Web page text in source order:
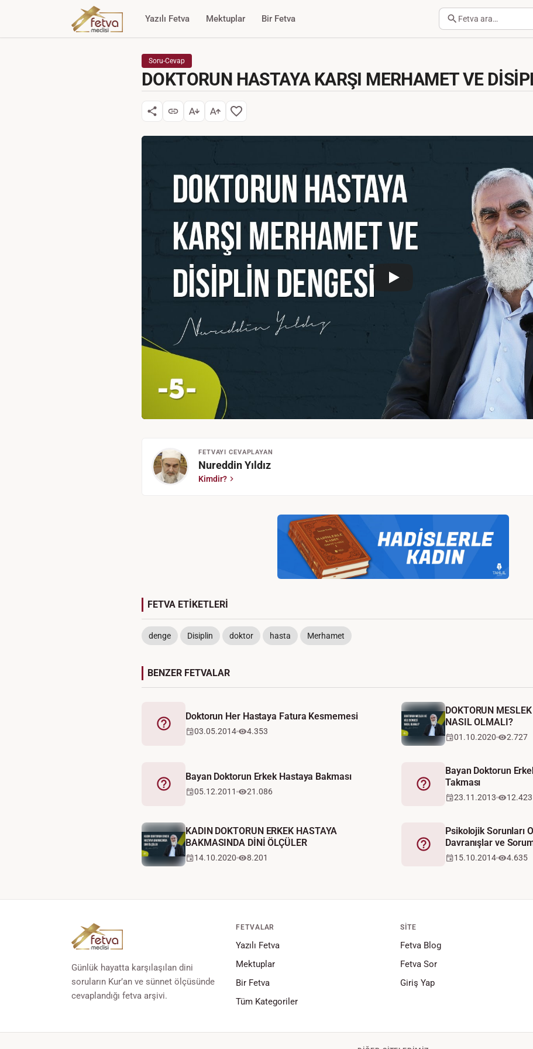
Yazılı Fetva Mektuplar Bir Fetva Fetva ara…
Soru-Cevap
DOKTORUN HASTAYA KARŞI MERHAMET VE
FETVAYI CEVAPLAYAN
Nureddin Yıldız
Kimdir?
FETVA ETİKETLERİ
denge Disiplin doktor hasta Merhamet
BENZER FETVALAR
Fetva
Doktorun Her Hastaya Fatura Kesmemesi
03.05.2014 4.353
DOKTORUN
NASIL OLMALI?
01.10.2020 2.727
Fetva
Bayan Doktorun Erkek Hastaya Bakması
05.12.2011 21.086 Fetva
Bayan Doktorun
Takması
23.11.2013 12.423
KADIN DOKTORUN ERKEK HASTAYA
BAKMASINDA DİNİ ÖLÇÜLER
14.10.2020 8.201
Fetva
Psikolojik Sorunları
Davranışlar ve
15.10.2014 4.635
Günlük hayatta karşılaşılan dini
soruların Kur’an ve sünnet ölçüsünde
cevaplandığı fetva arşivi.
FETVALAR
Yazılı Fetva
Mektuplar
Bir Fetva
Tüm Kategoriler
SITE
Fetva Blog
Fetva Sor
Giriş Yap